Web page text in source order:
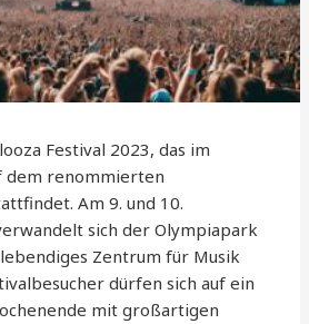
Festival 2023, das im
dem renommierten
Am 9. und 10.
sich der Olympiapark
Zentrum für Musik
dürfen sich auf ein
mit großartigen